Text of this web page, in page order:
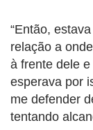
“Então,
relação a
à frente dele
esperava por
me defender
tentando